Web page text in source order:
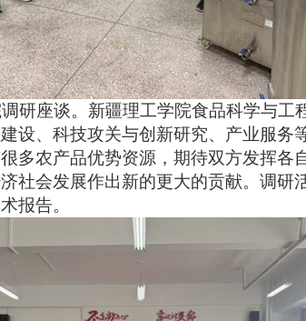
研座谈。新疆理工学院食品科学与
设、科技攻关与创新研究、产业服务
多农产品优势资源，期待双方发挥各
社会发展作出新的更大的贡献。调研
报告。